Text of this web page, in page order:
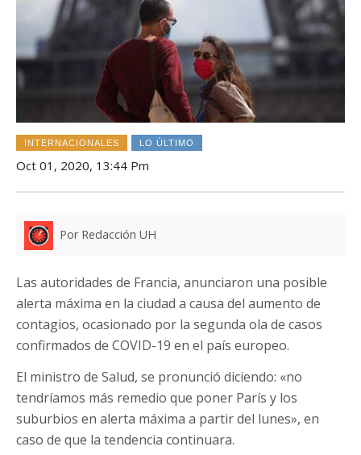
INTERNACIONALES LO ÚLTIMO
Oct 01, 2020, 13:44 Pm
Por Redacción UH
Las autoridades de Francia, anunciaron una posible
alerta máxima en la ciudad a causa del aumento de
contagios, ocasionado por la segunda ola de casos
confirmados de COVID-19 en el país europeo.
El ministro de Salud, se pronunció diciendo: «no
tendríamos más remedio que poner París y los
suburbios en alerta máxima a partir del lunes», en
caso de que la tendencia continuara.